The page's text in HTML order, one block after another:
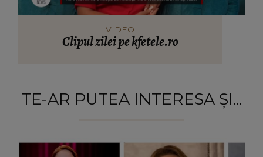
VIDEO
Clipul zilei pe kfetele.ro
TE-AR PUTEA INTERESA ȘI...